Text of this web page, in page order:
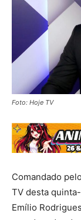
Foto: Hoje TV
Comandado
TV desta
Emílio